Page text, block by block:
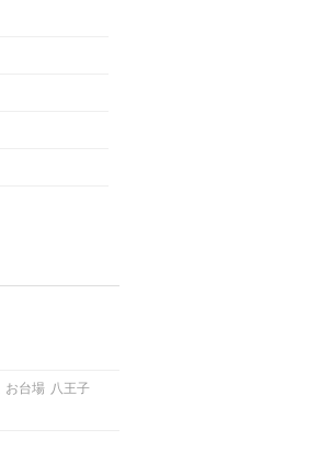
お台場 八王子